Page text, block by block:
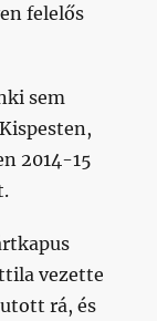
felelős
sem
2014-15
vezette
rá, és